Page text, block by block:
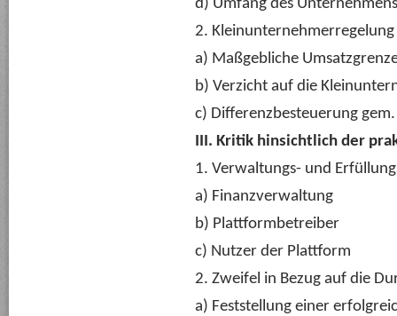
d) Umfang des Unternehmens
2. Kleinunternehmerregelung
a) Maßgebliche
b) Verzicht auf die
c) Differenzbesteuerung gem.
III. Kritik hinsichtlich der
1. Verwaltungs- und
a) Finanzverwaltung
b) Plattformbetreiber
c) Nutzer der Plattform
2. Zweifel in Bezug auf die
a) Feststellung einer